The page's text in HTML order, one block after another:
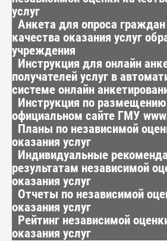
услуг
Анкета для опроса
качества оказания услуг
учреждения
Инструкция для онлайн
получателей услуг в
системе онлайн
Инструкция по
официальном сайте ГМУ
Планы по независимой
оказания услуг
Индивидуальные
результатам независимой
оказания услуг
Отчеты по независимой
оказания услуг
Рейтинг независимой
оказания услуг